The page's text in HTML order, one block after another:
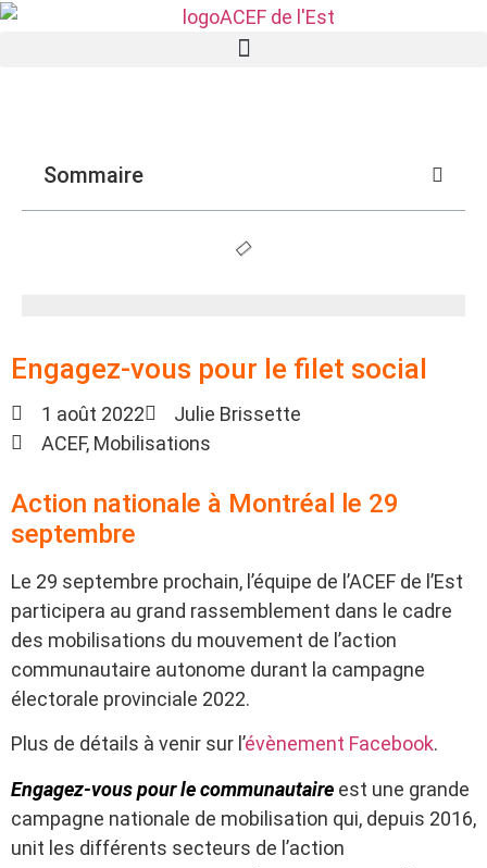
Engagez-vous pour le filet social
1 août 2022
Julie Brissette
ACEF, Mobilisations
Action nationale à Montréal le 29
septembre
Le 29 septembre prochain, l’équipe de l’ACEF de l’Est
participera au grand rassemblement dans le cadre
des mobilisations du mouvement de l’action
communautaire autonome durant la campagne
électorale provinciale 2022.
Plus de détails à venir sur l’évènement Facebook.
Engagez-vous pour le communautaire est une grande
campagne nationale de mobilisation qui, depuis 2016,
unit les différents secteurs de l’action
Sommaire